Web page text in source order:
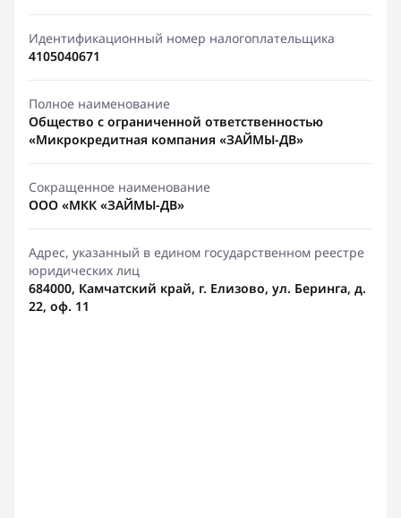
Идентификационный номер налогоплательщика
4105040671
Полное наименование
Общество с ограниченной ответственностью
«Микрокредитная компания «ЗАЙМЫ-ДВ»
Сокращенное наименование
ООО «МКК «ЗАЙМЫ-ДВ»
Адрес, указанный в едином государственном реестре
юридических лиц
684000, Камчатский край, г. Елизово, ул. Беринга, д.
22, оф. 11